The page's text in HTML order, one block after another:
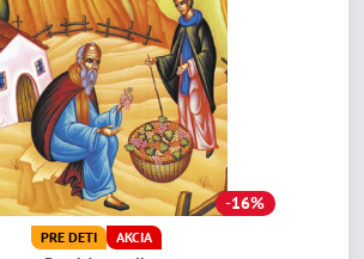
16%
PRE DETI AKCIA